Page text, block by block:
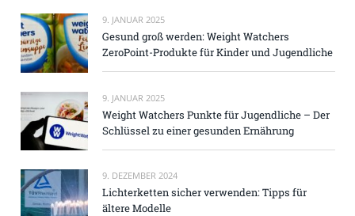
9. JANUAR 2025
Gesund groß werden: Weight Watchers
ZeroPoint-Produkte für Kinder und Jugendliche
9. JANUAR 2025
Weight Watchers Punkte für Jugendliche – Der
Schlüssel zu einer gesunden Ernährung
9. DEZEMBER 2024
Lichterketten sicher verwenden: Tipps für
ältere Modelle